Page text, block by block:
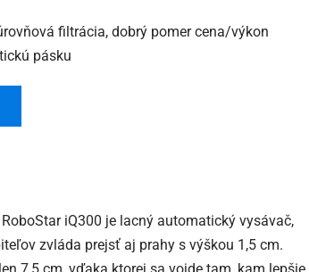
filtrácia, dobrý pomer cena/výkon
pásku
iQ300 je lacný automatický vysávač,
zvláda prejsť aj prahy s výškou 1,5 cm.